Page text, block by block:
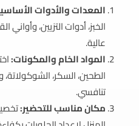
المعدات والأدوات
الخبز، أدوات التزيين،
عالية.
المواد الخام والمكونات:
الطحين، السكر،
تنافسي.
مكان مناسب للتحضير: